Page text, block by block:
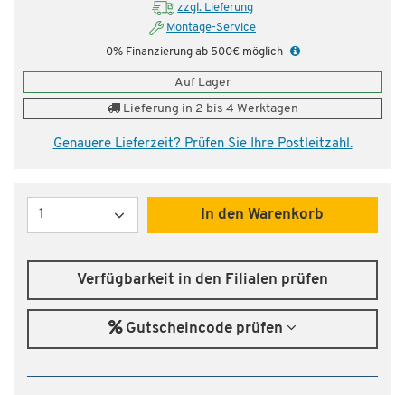
zzgl. Lieferung
Montage-Service
0% Finanzierung ab 500€ möglich
Auf Lager
Lieferung in 2 bis 4 Werktagen
Genauere Lieferzeit? Prüfen Sie Ihre Postleitzahl.
Menge
In den Warenkorb
Verfügbarkeit in den Filialen prüfen
Gutscheincode prüfen